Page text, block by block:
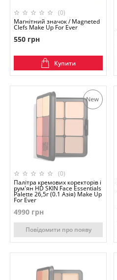
(0)
Магнітний значок / Magneted
Clefs Make Up For Ever
550 грн
Купити
(0)
Палітра кремових коректорів і
рум'ян HD SKIN Face Essentials
Palette 26,5г (0.1 Азія) Make Up
For Ever
4990 грн
Повідомити про появу